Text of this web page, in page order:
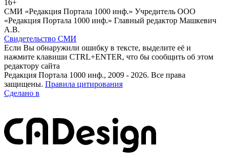
16+
СМИ «Редакция Портала 1000 инф.» Учредитель ООО
«Редакция Портала 1000 инф.» Главный редактор Машкевич
А.В.
Свидетельство СМИ
Если Вы обнаружили ошибку в тексте, выделите её и
нажмите клавиши CTRL+ENTER, что бы сообщить об этом
редактору сайта
Редакция Портала 1000 инф., 2009 - 2026. Все права
защищены. Правила цитирования
Сделано в